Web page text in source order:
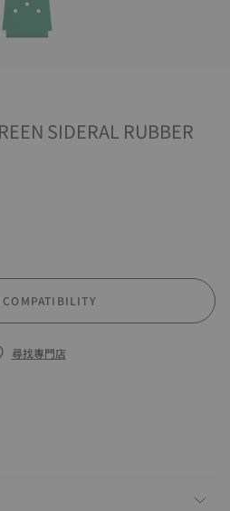
SIDERAL RUBBER
COMPATIBILITY
尋找專門店